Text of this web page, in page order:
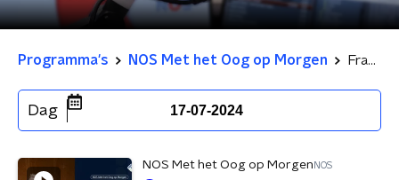
Programma's NOS Met het Oog op Morgen Fragmenten
Dag 17-07-2024
NOS Met het Oog op Morgen NOS